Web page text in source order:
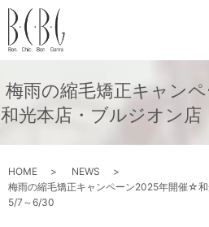
梅雨の縮毛矯正キャン
和光本店・ブルジオン
HOME
NEWS
梅雨の縮毛矯正キャンペーン2025年開催☆
5/7～6/30